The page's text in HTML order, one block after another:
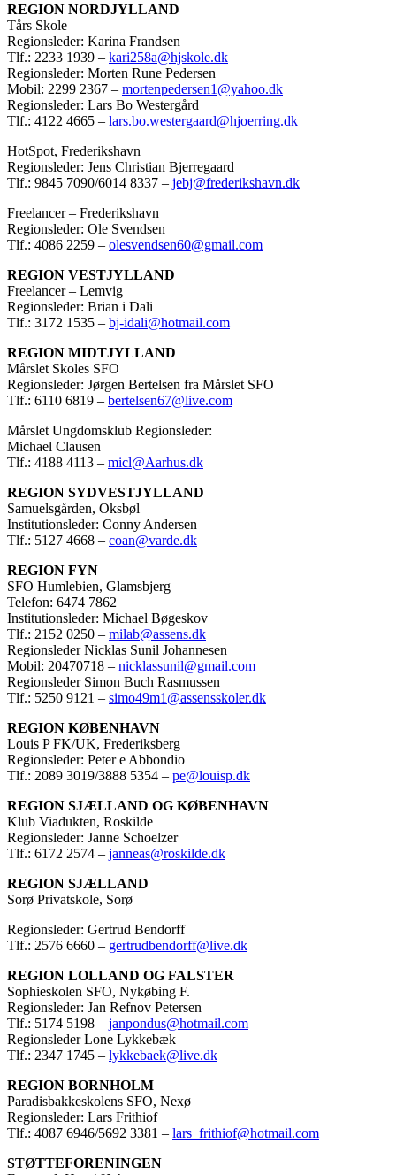
REGION NORDJYLLAND
Tårs Skole
Regionsleder: Karina Frandsen
Tlf.: 2233 1939 – kari258a@hjskole.dk
Regionsleder: Morten Rune Pedersen
Mobil: 2299 2367 – mortenpedersen1@yahoo.dk
Regionsleder: Lars Bo Westergård
Tlf.: 4122 4665 – lars.bo.westergaard@hjoerring.dk
HotSpot, Frederikshavn
Regionsleder: Jens Christian Bjerregaard
Tlf.: 9845 7090/6014 8337 – jebj@frederikshavn.dk
Freelancer – Frederikshavn
Regionsleder: Ole Svendsen
Tlf.: 4086 2259 – olesvendsen60@gmail.com
REGION VESTJYLLAND
Freelancer – Lemvig
Regionsleder: Brian i Dali
Tlf.: 3172 1535 – bj-idali@hotmail.com
REGION MIDTJYLLAND
Mårslet Skoles SFO
Regionsleder: Jørgen Bertelsen fra Mårslet SFO
Tlf.: 6110 6819 – bertelsen67@live.com
Mårslet Ungdomsklub Regionsleder:
Michael Clausen
Tlf.: 4188 4113 – micl@Aarhus.dk
REGION SYDVESTJYLLAND
Samuelsgården, Oksbøl
Institutionsleder: Conny Andersen
Tlf.: 5127 4668 – coan@varde.dk
REGION FYN
SFO Humlebien, Glamsbjerg
Telefon: 6474 7862
Institutionsleder: Michael Bøgeskov
Tlf.: 2152 0250 – milab@assens.dk
Regionsleder Nicklas Sunil Johannesen
Mobil: 20470718 – nicklassunil@gmail.com
Regionsleder Simon Buch Rasmussen
Tlf.: 5250 9121 – simo49m1@assensskoler.dk
REGION KØBENHAVN
Louis P FK/UK, Frederiksberg
Regionsleder: Peter e Abbondio
Tlf.: 2089 3019/3888 5354 – pe@louisp.dk
REGION SJÆLLAND OG KØBENHAVN
Klub Viadukten, Roskilde
Regionsleder: Janne Schoelzer
Tlf.: 6172 2574 – janneas@roskilde.dk
REGION SJÆLLAND
Sorø Privatskole, Sorø
Regionsleder: Gertrud Bendorff
Tlf.: 2576 6660 – gertrudbendorff@live.dk
REGION LOLLAND OG FALSTER
Sophieskolen SFO, Nykøbing F.
Regionsleder: Jan Refnov Petersen
Tlf.: 5174 5198 – janpondus@hotmail.com
Regionsleder Lone Lykkebæk
Tlf.: 2347 1745 – lykkebaek@live.dk
REGION BORNHOLM
Paradisbakkeskolens SFO, Nexø
Regionsleder: Lars Frithiof
Tlf.: 4087 6946/5692 3381 – lars_frithiof@hotmail.com
STØTTEFORENINGEN